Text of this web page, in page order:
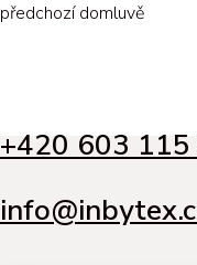
předchozí domluvě
+420 603